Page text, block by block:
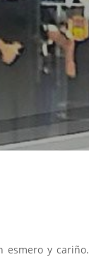
esmero y cariño.